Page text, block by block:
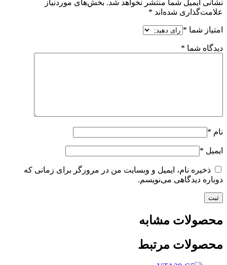
نشانی ایمیل شما منتشر نخواهد شد. بخش‌های موردنیاز
علامت‌گذاری شده‌اند *
امتیاز شما *
دیدگاه شما *
نام *
ایمیل *
ذخیره نام، ایمیل و وبسایت من در مرورگر برای زمانی که
دوباره دیدگاهی می‌نویسم.
محصولات مشابه
محصولات مرتبط